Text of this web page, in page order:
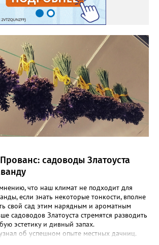
садоводы Златоуста
что наш климат не подходит для
если знать некоторые тонкости, вполне
свой сад этим нарядным и ароматным
садоводов Златоуста стремятся разводить
эстетику и дивный запах.
об успешном опыте местных дачниц.